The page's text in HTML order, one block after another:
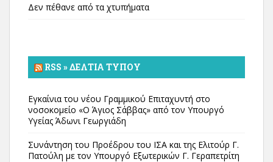
Δεν πέθανε από τα χτυπήματα
RSS » ΔΕΛΤΊΑ ΤΎΠΟΥ
Εγκαίνια του νέου Γραμμικού Επιταχυντή στο
νοσοκομείο «Ο Άγιος Σάββας» από τον Υπουργό
Υγείας Άδωνι Γεωργιάδη
Συνάντηση του Προέδρου του ΙΣΑ και της Ελιτούρ Γ.
Πατούλη με τον Υπουργό Εξωτερικών Γ. Γεραπετρίτη